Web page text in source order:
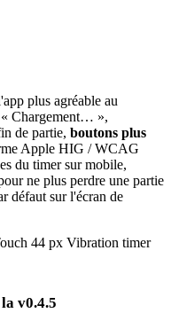
plus agréable au
Chargement… »,
de partie, boutons plus
Apple HIG / WCAG
du timer sur mobile,
ne plus perdre une partie
défaut sur l'écran de
44 px Vibration timer
v0.4.5